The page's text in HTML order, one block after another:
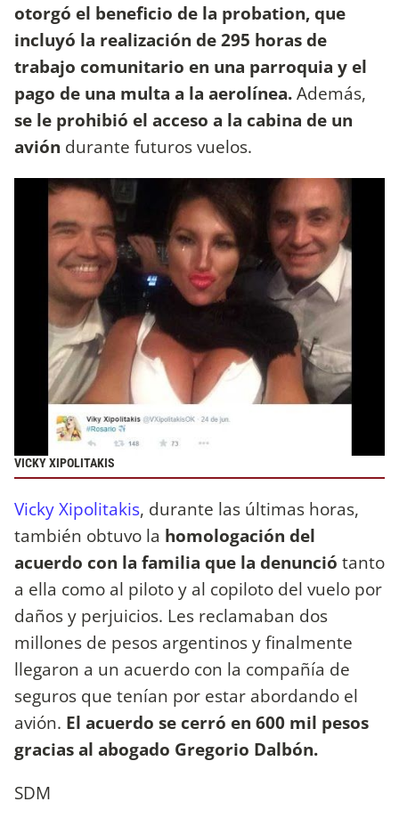
otorgó el beneficio de la probation, que
incluyó la realización de 295 horas de
trabajo comunitario en una parroquia y el
pago de una multa a la aerolínea.Además,
se le prohibió el acceso a la cabina de un
avión durante futuros vuelos.
VICKY XIPOLITAKIS
Vicky Xipolitakis, durante las últimas horas,
también obtuvo la homologación del
acuerdo con la familia que la denunció tanto
a ella como al piloto y al copiloto del vuelo por
daños y perjuicios. Les reclamaban dos
millones de pesos argentinos y finalmente
llegaron a un acuerdo con la compañía de
seguros que tenían por estar abordando el
avión. El acuerdo se cerró en 600 mil pesos
gracias al abogado Gregorio Dalbón.
SDM